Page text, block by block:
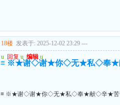
18楼 发表于: 2025-12-02 23:29 ---
u 回复 u 编辑 u
≡ ※★谢◇谢★你◇无★私◇奉
≡ ※★谢◇谢★你◇无★私◇奉★献◇辛★